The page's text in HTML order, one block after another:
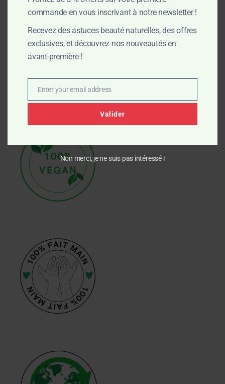
commande en vous inscrivant à notre newsletter !
Recevez des astuces beauté naturelles, des offres
exclusives, et découvrez nos nouveautés en
avant-première !
Email
Enter your email address
Valider
Non merci, je ne suis pas intéressé !